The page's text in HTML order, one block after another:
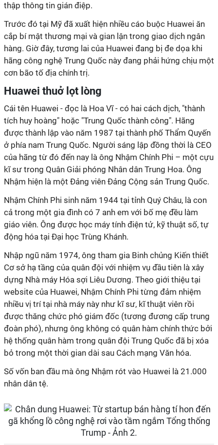
thập thông tin gián điệp.
Trước đó tại Mỹ đã xuất hiện nhiều cáo buộc Huawei ăn
cắp bí mật thương mại và gian lận trong giao dịch ngân
hàng. Giờ đây, tương lai của Huawei đang bị đe dọa khi
hãng công nghệ Trung Quốc này đang phải hứng chịu một
cơn bão tố địa chính trị.
Huawei thuở lọt lòng
Cái tên Huawei - đọc là Hoa Vĩ - có hai cách dịch, "thành
tích huy hoàng" hoặc "Trung Quốc thành công". Hãng
được thành lập vào năm 1987 tại thành phố Thẩm Quyến
ở phía nam Trung Quốc. Người sáng lập đồng thời là CEO
của hãng từ đó đến nay là ông Nhậm Chính Phi – một cựu
kĩ sư trong Quân Giải phóng Nhân dân Trung Hoa. Ông
Nhậm hiện là một Đảng viên Đảng Cộng sản Trung Quốc.
Nhậm Chính Phi sinh năm 1944 tại tỉnh Quý Châu, là con
cả trong một gia đình có 7 anh em với bố mẹ đều làm
giáo viên. Ông được học máy tính điện tử, kỹ thuật số, tự
động hóa tại Đại học Trùng Khánh.
Nhập ngũ năm 1974, ông tham gia Binh chủng Kiến thiết
Cơ sở hạ tầng của quân đội với nhiệm vụ đầu tiên là xây
dựng Nhà máy Hóa sợi Liêu Dương. Theo giới thiệu tại
website của Huawei, Nhậm Chính Phi từng đảm nhiệm
nhiều vị trí tại nhà máy này như kĩ sư, kĩ thuật viên rồi
được thăng chức phó giám đốc (tương đương cấp trung
đoàn phó), nhưng ông không có quân hàm chính thức bởi
hệ thống quân hàm trong quân đội Trung Quốc đã bị xóa
bỏ trong một thời gian dài sau Cách mạng Văn hóa.
Số vốn ban đầu mà ông Nhậm rót vào Huawei là 21.000
nhân dân tệ.